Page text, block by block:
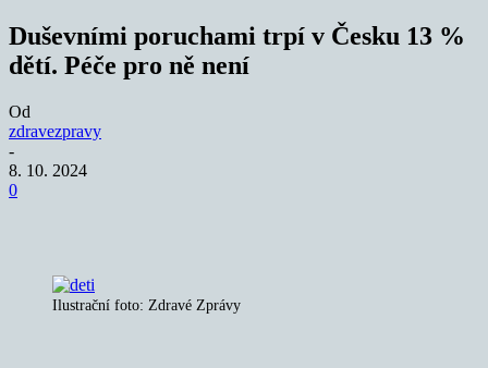
Duševními poruchami trpí v Česku 13 %
dětí. Péče pro ně není
Od
zdravezpravy
-
8. 10. 2024
0
Ilustrační foto: Zdravé Zprávy